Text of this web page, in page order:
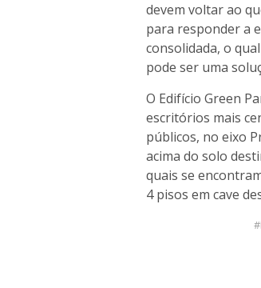
devem voltar ao
para responder a
consolidada, o
pode ser uma
O Edifício Green
escritórios mais
públicos, no eixo
acima do solo
quais se
4 pisos em cave